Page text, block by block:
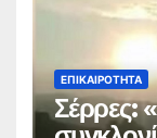
ΕΠΙΚΑΙΡΌΤΗΤΑ
Σέρρες: